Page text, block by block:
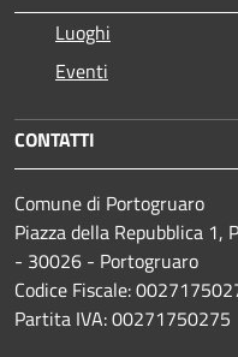
Luoghi
Eventi
CONTATTI
Comune di Portogruaro
Piazza della Repubblica 1,
- 30026 - Portogruaro
Codice Fiscale:
Partita IVA: 00271750275